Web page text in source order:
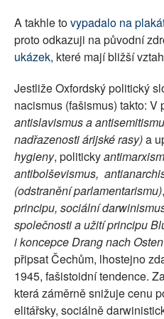
A takhle tovypadalo na
proto odkazuji na původní
ukázek, které mají bližší
Jestliže Oxfordský politický
nacismus (fašismus) takto: V
antislavismus a
nadřazenosti árijské rasy)a
hygieny, politicky
antibolševismus,
(odstranění parlamentarismu)
principu, sociální
společnosti a užití principu
i koncepce Drang nach Osten
připsat Čechům, lhostejno
1945, fašistoidní tendence.
která záměrně snižuje cenu
elitářsky, sociálně